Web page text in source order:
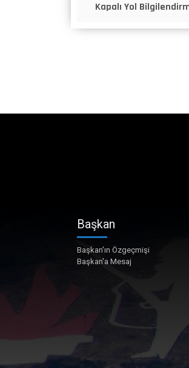
Kapalı Yol
Başkan
Başkan'ın Özgeçmişi
Başkan'a Mesaj